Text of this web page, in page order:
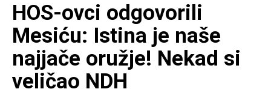
HOS-ovci odgovorili
Mesiću: Istina je naše
najjače oružje! Nekad si
veličao NDH